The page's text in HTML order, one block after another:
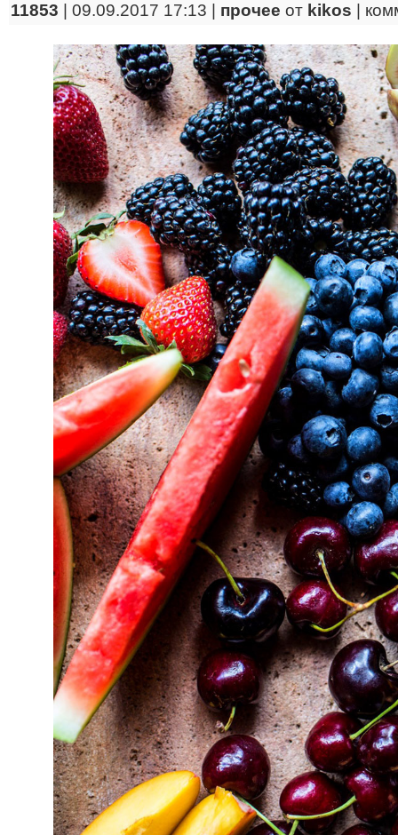
11853 | 09.09.2017 17:13 | прочее от kikos